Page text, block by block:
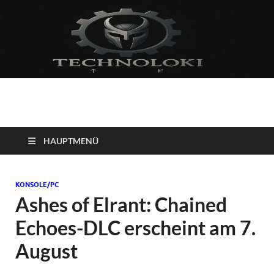
Technoloki: Gaming
und Entertainment
News
Blockbuster, Indie-Perlen und Retro-Klassiker.
HAUPTMENÜ
KONSOLE/PC
Ashes of Elrant: Chained
Echoes-DLC erscheint am 7.
August